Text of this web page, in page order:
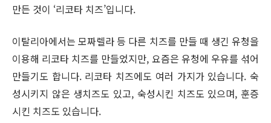
만든 것이 ‘리코타 치즈’입니다.
이탈리아에서는 모짜렐라 등 다른 치즈를 만들 때 생긴 유청을
이용해 리코타 치즈를 만들었지만, 요즘은 유청에 우유를 섞어
만들기도 합니다. 리코타 치즈에도 여러 가지가 있습니다. 숙
성시키지 않은 생치즈도 있고, 숙성시킨 치즈도 있으며, 훈증
시킨 치즈도 있습니다.